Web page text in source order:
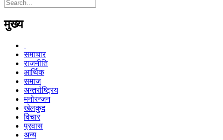
मुख्य
समाचार
राजनीति
आर्थिक
समाज
अन्तर्राष्ट्रिय
मनोरन्जन
खेलकुद
विचार
प्रवास
अन्य